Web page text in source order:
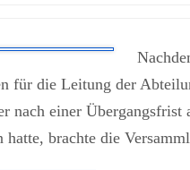
für die Leitung der
nach einer
hatte, brachte die